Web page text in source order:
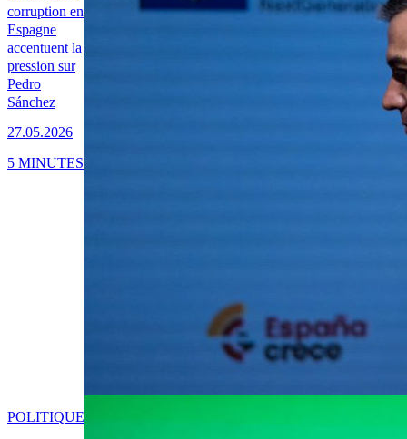
corruption en
Espagne
accentuent la
pression sur
Pedro
Sánchez
27.05.2026
5 MINUTES
POLITIQUE